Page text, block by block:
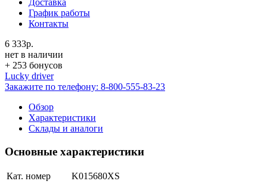
График работы
Контакты
6 333р.
нет в наличии
+ 253 бонусов
Lucky driver
Закажите по телефону: 8-800-555-83-23
Обзор
Характеристики
Склады и аналоги
Основные характеристики
Кат. номер
K015680XS